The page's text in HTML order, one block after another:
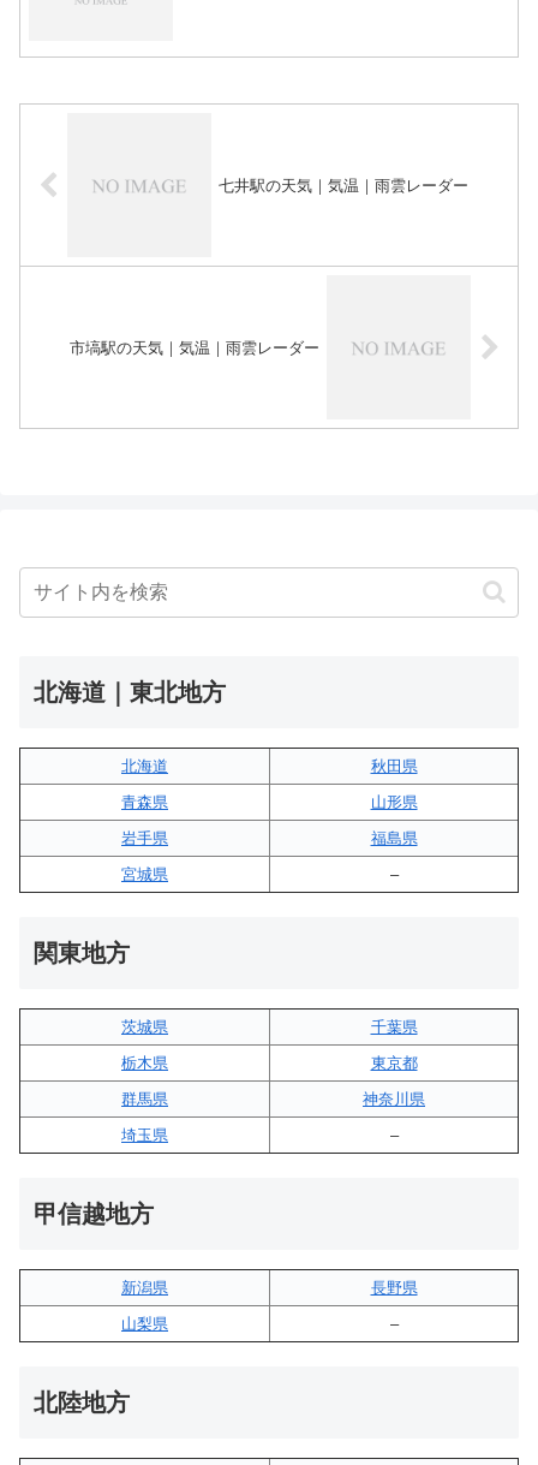
七井駅の天気｜気温｜雨雲レーダー
市塙駅の天気｜気温｜雨雲レーダー
北海道｜東北地方
北海道
秋田県
青森県
山形県
岩手県
福島県
宮城県
–
関東地方
茨城県
千葉県
栃木県
東京都
群馬県
神奈川県
埼玉県
–
甲信越地方
新潟県
長野県
山梨県
–
北陸地方